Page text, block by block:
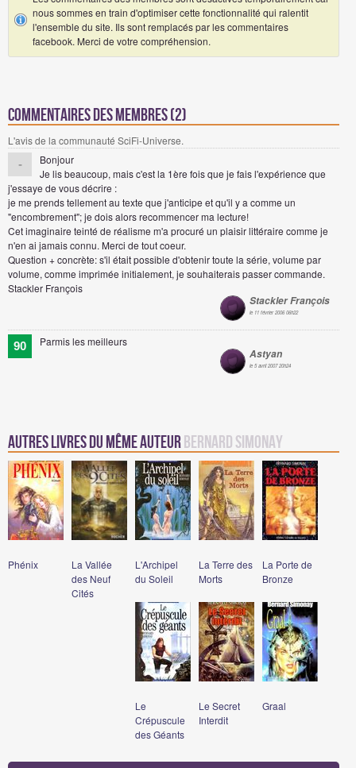
nous sommes en train d'optimiser cette fonctionnalité qui ralentit
l'ensemble du site. Ils sont remplacés par les commentaires
facebook. Merci de votre compréhension.
Commentaires des membres (2)
L'avis de la communauté SciFi-Universe.
-
Bonjour
Je lis beaucoup, mais c'est la 1ère fois que je fais l'expérience que
j'essaye de vous décrire :
je me prends tellement au texte que j'anticipe et qu'il y a comme un
"encombrement"; je dois alors recommencer ma lecture!
Cet imaginaire teinté de réalisme m'a procuré un plaisir littéraire comme je
n'en ai jamais connu. Merci de tout coeur.
Question + concrète: s'il était possible d'obtenir toute la série, volume par
volume, comme imprimée initialement, je souhaiterais passer commande.
Stackler François
Stackler François
le 11 février 2006 06h22
90
Parmis les meilleurs
Astyan
le 5 avril 2007 20h24
Autres Livres du même auteur Bernard Simonay
Phénix
La Vallée
des Neuf
Cités
L'Archipel
du Soleil
La Terre des
Morts
La Porte de
Bronze
Le
Crépuscule
des Géants
Le Secret
Interdit
Graal